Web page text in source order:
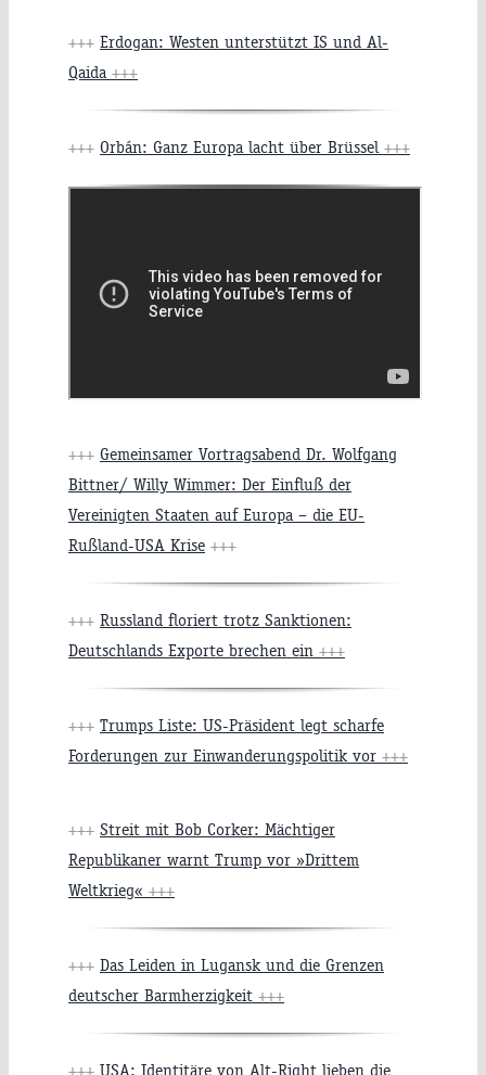
+++ Erdogan: Westen unterstützt IS und Al-
Qaida +++
+++ Orbán: Ganz Europa lacht über Brüssel +++
+++ Gemeinsamer Vortragsabend Dr. Wolfgang
Bittner/ Willy Wimmer: Der Einfluß der
Vereinigten Staaten auf Europa – die EU-
Rußland-USA Krise +++
+++ Russland floriert trotz Sanktionen:
Deutschlands Exporte brechen ein +++
+++ Trumps Liste: US-Präsident legt scharfe
Forderungen zur Einwanderungspolitik vor +++
+++ Streit mit Bob Corker: Mächtiger
Republikaner warnt Trump vor »Drittem
Weltkrieg« +++
+++ Das Leiden in Lugansk und die Grenzen
deutscher Barmherzigkeit +++
+++ USA: Identitäre von Alt-Right lieben die